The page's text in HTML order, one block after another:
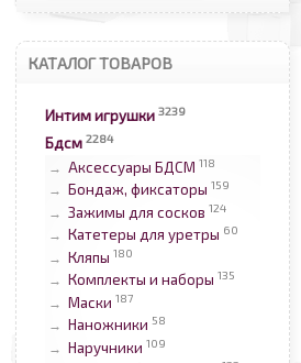
КАТАЛОГ ТОВАРОВ
Интим игрушки 3239
Бдсм 2284
→ Аксессуары БДСМ 118
→ Бондаж, фиксаторы 159
→ Зажимы для сосков 124
→ Катетеры для уретры 60
→ Кляпы 180
→ Комплекты и наборы 135
→ Маски 187
→ Наножники 58
→ Наручники 109